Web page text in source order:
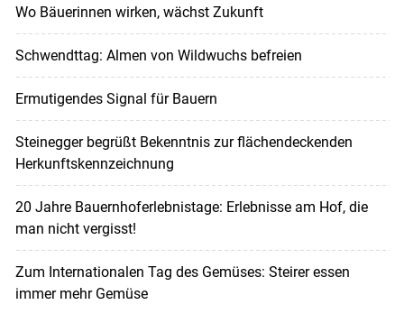
Wo Bäuerinnen wirken, wächst Zukunft
Schwendttag: Almen von Wildwuchs befreien
Ermutigendes Signal für Bauern
Steinegger begrüßt Bekenntnis zur flächendeckenden
Herkunftskennzeichnung
20 Jahre Bauernhoferlebnistage: Erlebnisse am Hof, die
man nicht vergisst!
Zum Internationalen Tag des Gemüses: Steirer essen
immer mehr Gemüse